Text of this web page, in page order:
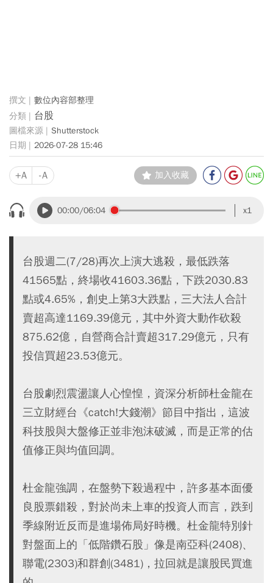
數位內容部整理
台股
Shutterstock
2026-07-28 15:46
+A -A 加入收藏
00:00/06:04 x1
台股週二(7/28)再次上演大逃殺，最低跌落
41565點，終場收41603.36點，下跌2030.83
點或4.65%，創史上第3大跌點，三大法人合計
賣超高達1169.39億元，其中外資大動作砍殺
875.62億，自營商合計賣超317.29億元，只有
投信買超23.53億元。
台股劇烈震盪讓人心惶惶，資深分析師杜金龍在
三立財經台《catch!大錢潮》節目中指出，這波
科技股與大盤修正並非泡沫破滅，而是正常的估
值修正與均值回調。
杜金龍強調，在盤勢下殺過程中，許多基本面優
良股票錯殺，對於尚未上車的投資人而言，跌到
季線附近反而是進場佈局好時機。杜金龍特別針
對盤面上的「低階鑽石股」像是南亞科(2408)、
聯電(2303)和群創(3481)，拉回就是讓股民買進